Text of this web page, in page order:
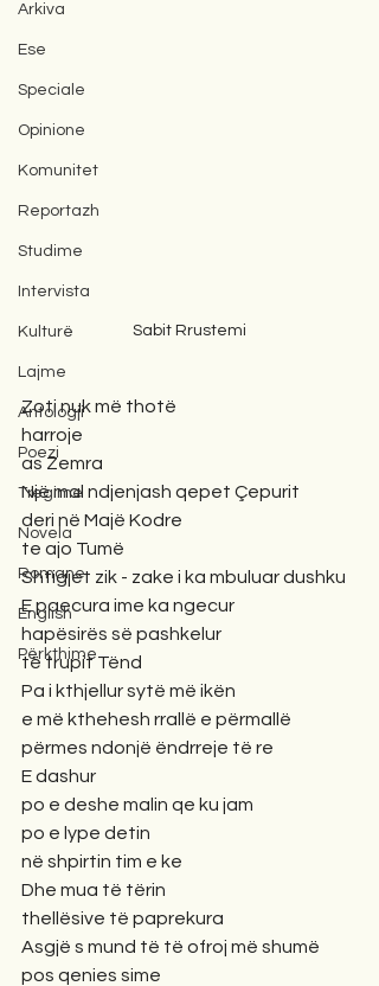
Arkiva
Ese
Speciale
Opinione
Komunitet
Reportazh
Studime
Intervista
Kulturë
Lajme
Antologji
Poezi
Tregime
Novela
Romane
English
Përkthime
Sabit Rrustemi
Zoti nuk më thotë
harroje
as Zemra
Një mal ndjenjash qepet Çepurit
deri në Majë Kodre
te ajo Tumë
Shtigjet zik - zake i ka mbuluar dushku
E paecura ime ka ngecur
hapësirës së pashkelur
të trupit Tënd
Pa i kthjellur sytë më ikën
e më kthehesh rrallë e përmallë
përmes ndonjë ëndrreje të re
E dashur
po e deshe malin qe ku jam
po e lype detin
në shpirtin tim e ke
Dhe mua të tërin
thellësive të paprekura
Asgjë s mund të të ofroj më shumë
pos qenies sime